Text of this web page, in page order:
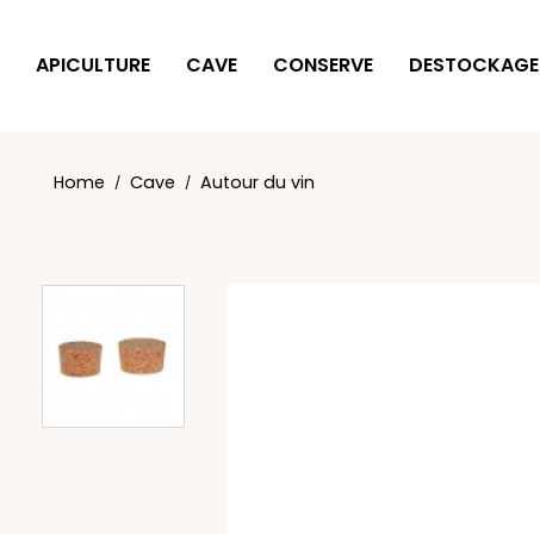
APICULTURE CAVE CONSERVE DESTOCKAGE
Home Cave Autour du vin